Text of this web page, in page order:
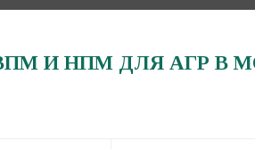
И НПМ ДЛЯ АГР В